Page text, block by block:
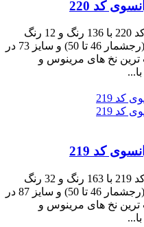
کد 220
نخ و نقشه تابلوفرش دستباف طرح کد 220 با 136 رنگ و 12 رنگ
ابریشم به ابعاد 700 رج در 479 گره (رجشمار 46 تا 50) و سایز 73 در
ترین نخ های مرینوس و
کد 219
نخ و نقشه تابلوفرش دستباف طرح کد 219 با 163 رنگ و 32 رنگ
ابریشم به ابعاد 570 رج در 850 گره (رجشمار 46 تا 50) و سایز 87 در
ترین نخ های مرینوس و